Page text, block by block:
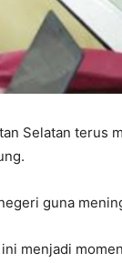
Selatan terus
guna
menjadi